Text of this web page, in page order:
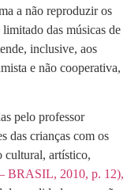
a não reproduzir os
das músicas de
inclusive, aos
e não cooperativa,
pelo professor
das crianças com os
cultural, artístico,
BRASIL, 2010, p. 12),